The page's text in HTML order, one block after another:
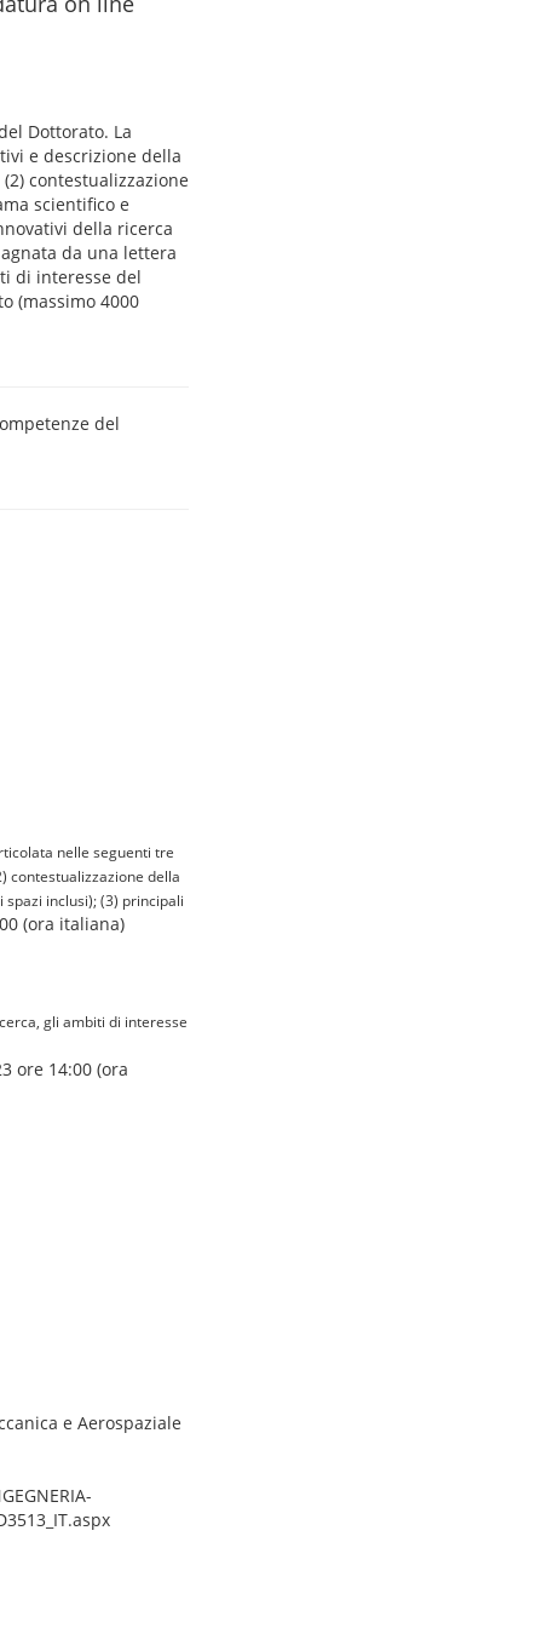
Dottorato. La
e descrizione della
contestualizzazione
scientifico e
della ricerca
da una lettera
di interesse del
(massimo 4000
del
nelle seguenti tre
contestualizzazione della
inclusi); (3) principali
(ora italiana)
gli ambiti di interesse
ore 14:00 (ora
e Aerospaziale